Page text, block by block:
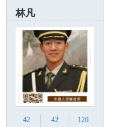
林凡
42
42
126